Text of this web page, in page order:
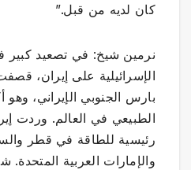
كان لديه من قبل.”
نرمين شيخ: في تصعيد كبير
الإسرائيلية على إيران،
بارس الجنوبي الإيراني، وهو
الطبيعي في العالم. وردت
رئيسية للطاقة في قطر
والإمارات العربية